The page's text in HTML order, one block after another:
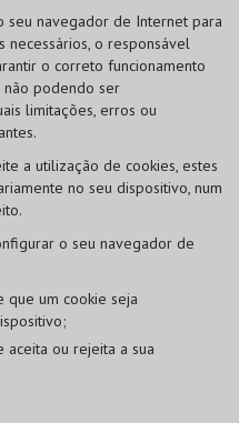
seu navegador de Internet para
o responsável
o correto funcionamento
não podendo ser
limitações, erros ou
a utilização de cookies, estes
no seu dispositivo, num
o seu navegador de
um cookie seja
aceita ou rejeita a sua